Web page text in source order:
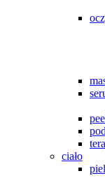
ciało